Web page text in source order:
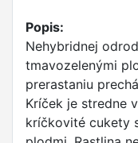
Popis:
Nehybridnej
tmavozelenými
prerastaniu
Kríček je stredne
kríčkovité cukety